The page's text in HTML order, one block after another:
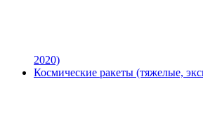
2020)
Космические ракеты (тяжелые,